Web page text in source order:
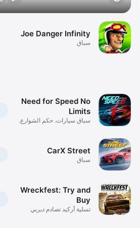
Joe Danger Infinity
سباق
Need for Speed No
Limits
سباق سيارات. حكم الشوارع.
CarX Street
سباق
Wreckfest: Try and
Buy
تسلية أركيد تصادم ديربي